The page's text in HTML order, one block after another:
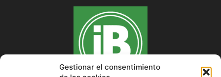
Gestionar el consentimiento